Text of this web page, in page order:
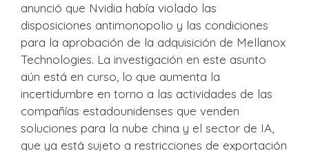
anunció que Nvidia había violado las
disposiciones antimonopolio y las condiciones
para la aprobación de la adquisición de Mellanox
Technologies. La investigación en este asunto
aún está en curso, lo que aumenta la
incertidumbre en torno a las actividades de las
compañías estadounidenses que venden
soluciones para la nube china y el sector de IA,
que ya está sujeto a restricciones de exportación